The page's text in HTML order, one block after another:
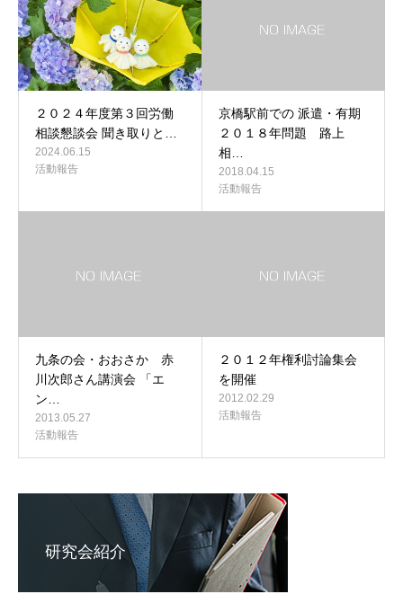
２０２４年度第３回労働
相談懇談会 聞き取りと…
2024.06.15
活動報告
京橋駅前での 派遣・有期
２０１８年問題 路上
相…
2018.04.15
活動報告
九条の会・おおさか 赤
川次郎さん講演会 「エ
ン…
2013.05.27
活動報告
２０１２年権利討論集会
を開催
2012.02.29
活動報告
研究会紹介